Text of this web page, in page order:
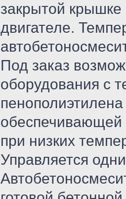
закрытой
двигателе.
Под заказ
оборудования с
обеспечивающей
при низких
Управляется